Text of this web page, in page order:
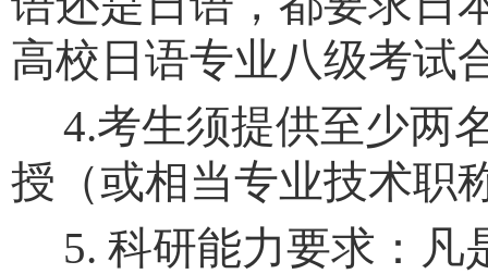
高校日语专业八级考试
4.考生须提供至少两
授（或相当专业技术职
5. 科研能力要求：凡